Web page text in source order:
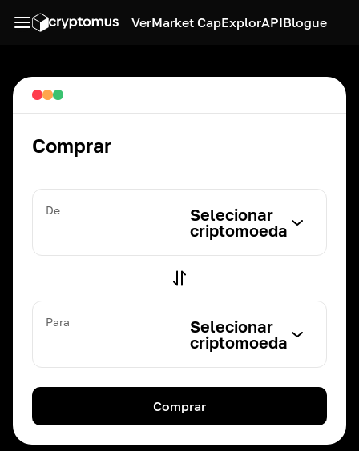
VerMarket CapExplorAPIBlogue
Comprar
De
Selecionar
criptomoeda
Para
Selecionar
criptomoeda
Comprar